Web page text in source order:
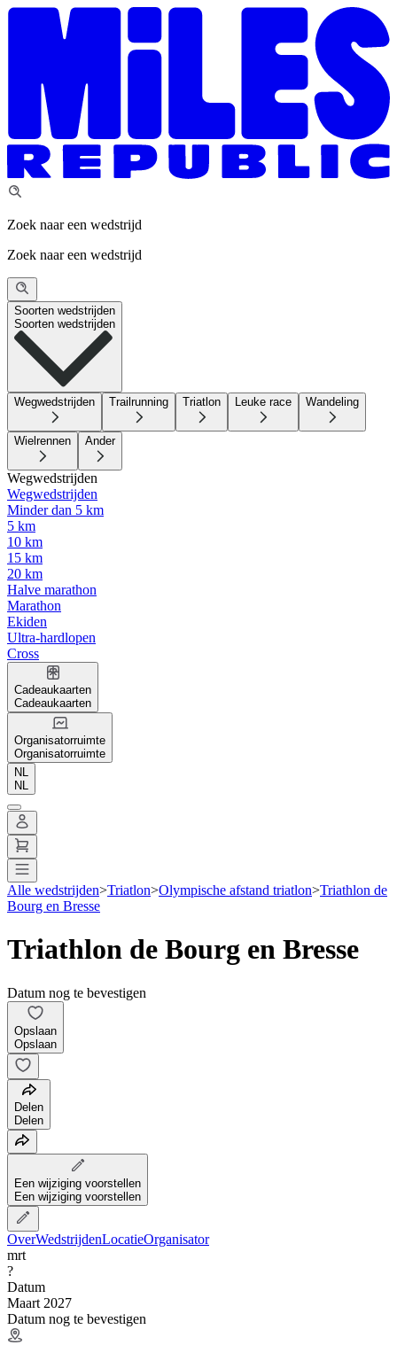
Zoek naar een wedstrijd
Zoek naar een wedstrijd
Soorten wedstrijden
Soorten wedstrijden
Wegwedstrijden Trailrunning Triatlon Leuke race Wandeling
Wielrennen Ander
Wegwedstrijden
Wegwedstrijden
Minder dan 5 km
5 km
10 km
15 km
20 km
Halve marathon
Marathon
Ekiden
Ultra-hardlopen
Cross
Cadeaukaarten
Cadeaukaarten
Organisatorruimte
Organisatorruimte
NL
NL
Alle wedstrijden>Triatlon>Olympische afstand triatlon>Triathlon de
Bourg en Bresse
Triathlon de Bourg en Bresse
Datum nog te bevestigen
Opslaan
Opslaan
Delen
Delen
Een wijziging voorstellen
Een wijziging voorstellen
OverWedstrijdenLocatieOrganisator
mrt
?
Datum
Maart 2027
Datum nog te bevestigen